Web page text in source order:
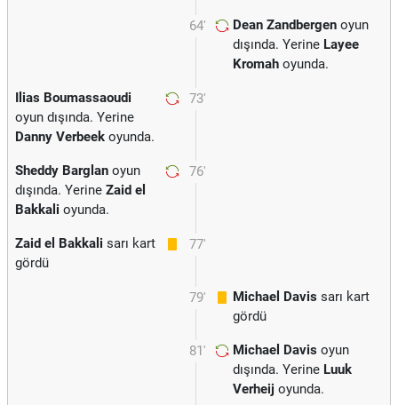
64' Dean Zandbergen oyun
dışında. Yerine Layee
Kromah oyunda.
73'
Ilias Boumassaoudi
oyun dışında. Yerine
Danny Verbeek oyunda.
76'
Sheddy Barglan oyun
dışında. Yerine Zaid el
Bakkali oyunda.
77'
Zaid el Bakkali sarı kart
gördü
79' Michael Davis sarı kart
gördü
81' Michael Davis oyun
dışında. Yerine Luuk
Verheij oyunda.